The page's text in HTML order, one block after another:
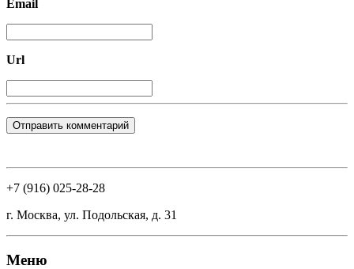
Email
Url
+7 (916) 025-28-28
г. Москва, ул. Подольская, д. 31
Меню